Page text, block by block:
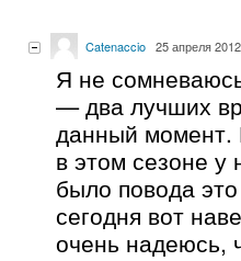
Catenaccio 25 апреля
Я не
— два лучших
данный момент.
в этом сезоне у
было повода
сегодня вот
очень надеюсь,